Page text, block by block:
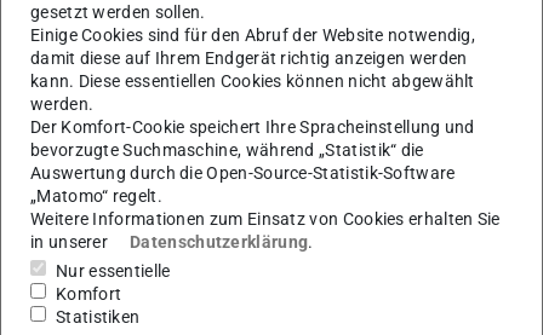
Bild: UHG | Nina Kaußen
TUbiblio (Open access)
Abstract
Die Frankfurter Buchmesse ist wichtigster internationaler
Handelsplatz für Inhalte, das Zentrum der internationalen
Medienwelt und kulturelles Großereignis. Die Wege,
Stände, Veranstaltungs- und Aufenthaltsräume sind eine
temporäre Stadt im Kleinen, mit jährlich über 285.000
gesetzt werden sollen.
Einige Cookies sind für den Abruf der Website notwendig,
damit diese auf Ihrem Endgerät richtig anzeigen werden
kann. Diese essentiellen Cookies können nicht abgewählt
werden.
Der Komfort-Cookie speichert Ihre Spracheinstellung und
bevorzugte Suchmaschine, während „Statistik“ die
Auswertung durch die Open-Source-Statistik-Software
„Matomo“ regelt.
Weitere Informationen zum Einsatz von Cookies erhalten Sie
in unserer
Datenschutzerklärung.
Nur essentielle
Komfort
Statistiken